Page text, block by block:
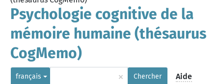
Psychologie cognitive de la
mémoire humaine (thésaurus
CogMemo)
français × Chercher Aide